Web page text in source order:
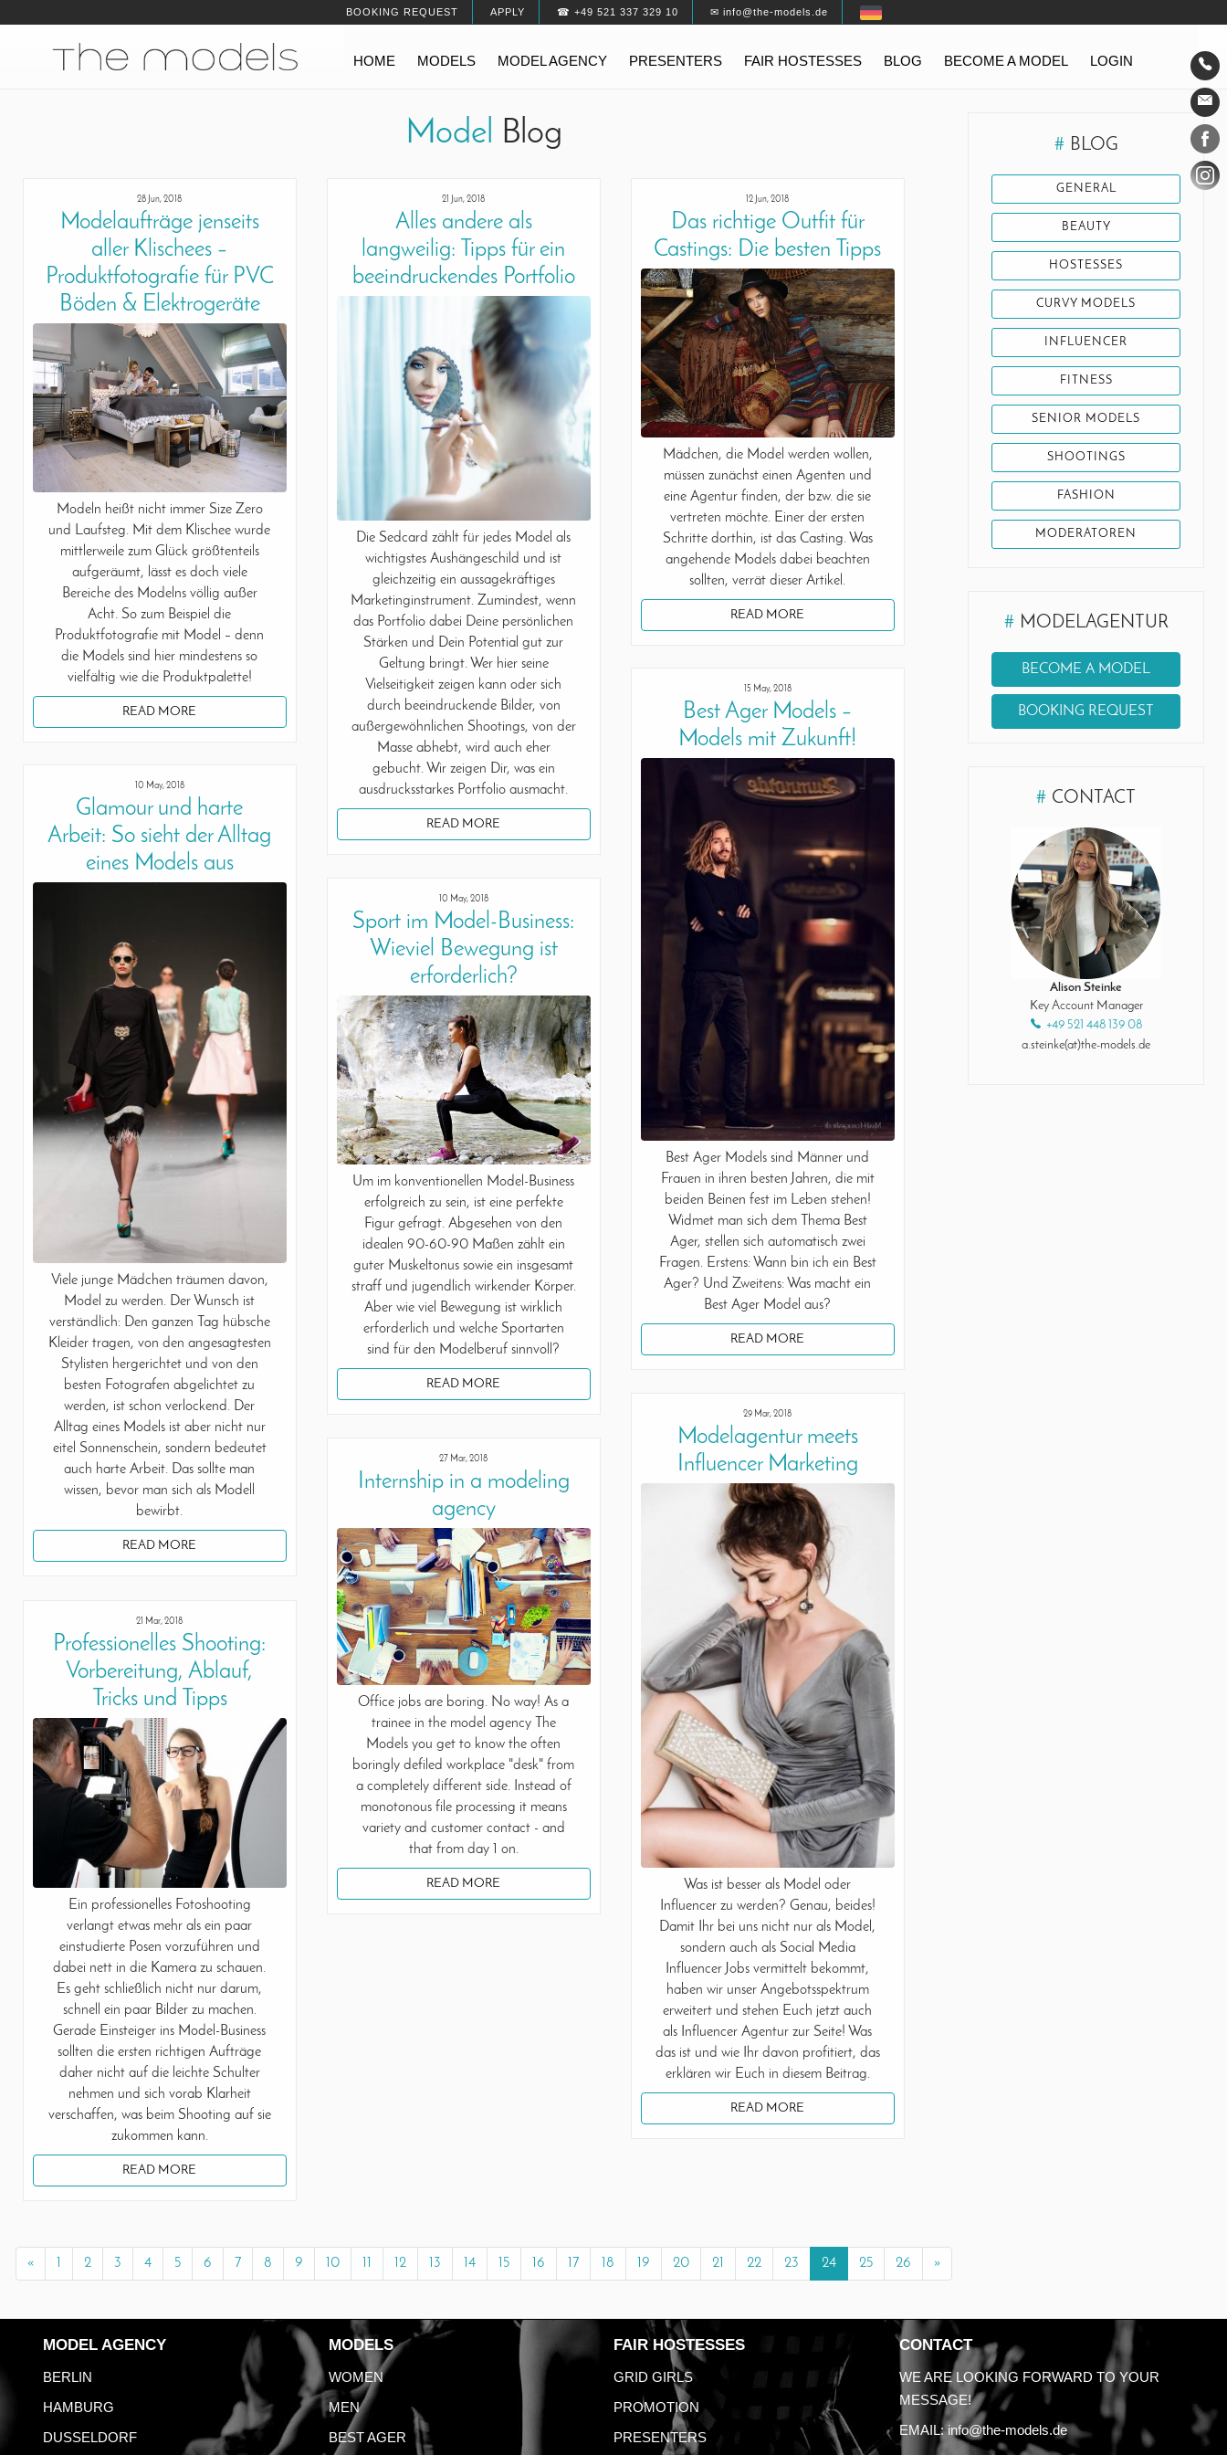
BOOKING REQUEST APPLY ☎ +49 521 337 329 10 ✉ info@the-models.de
Navigation
HOME MODELS MODEL AGENCY PRESENTERS FAIR HOSTESSES BLOG BECOME A MODEL LOGIN
Model Blog
28 Jun, 2018
Modelaufträge jenseits
aller Klischees –
Produktfotografie für PVC
Böden & Elektrogeräte
Modeln heißt nicht immer Size Zero
und Laufsteg. Mit dem Klischee wurde
mittlerweile zum Glück größtenteils
aufgeräumt, lässt es doch viele
Bereiche des Modelns völlig außer
Acht. So zum Beispiel die
Produktfotografie mit Model – denn
die Models sind hier mindestens so
vielfältig wie die Produktpalette!
READ MORE
21 Jun, 2018
Alles andere als
langweilig: Tipps für ein
beeindruckendes Portfolio
Die Sedcard zählt für jedes Model als
wichtigstes Aushängeschild und ist
gleichzeitig ein aussagekräftiges
Marketinginstrument. Zumindest, wenn
das Portfolio dabei Deine persönlichen
Stärken und Dein Potential gut zur
Geltung bringt. Wer hier seine
Vielseitigkeit zeigen kann oder sich
durch beeindruckende Bilder, von
außergewöhnlichen Shootings, von der
Masse abhebt, wird auch eher
gebucht. Wir zeigen Dir, was ein
ausdrucksstarkes Portfolio ausmacht.
READ MORE
12 Jun, 2018
Das richtige Outfit für
Castings: Die besten Tipps
Mädchen, die Model werden wollen,
müssen zunächst einen Agenten und
eine Agentur finden, der bzw. die sie
vertreten möchte. Einer der ersten
Schritte dorthin, ist das Casting. Was
angehende Models dabei beachten
sollten, verrät dieser Artikel.
READ MORE
15 May, 2018
Best Ager Models –
Models mit Zukunft!
Best Ager Models sind Männer und
Frauen in ihren besten Jahren, die mit
beiden Beinen fest im Leben stehen!
Widmet man sich dem Thema Best
Ager, stellen sich automatisch zwei
Fragen. Erstens: Wann bin ich ein Best
Ager? Und Zweitens: Was macht ein
Best Ager Model aus?
READ MORE
10 May, 2018
Glamour und harte
Arbeit: So sieht der Alltag
eines Models aus
Viele junge Mädchen träumen davon,
Model zu werden. Der Wunsch ist
verständlich: Den ganzen Tag hübsche
Kleider tragen, von den angesagtesten
Stylisten hergerichtet und von den
besten Fotografen abgelichtet zu
werden, ist schon verlockend. Der
Alltag eines Models ist aber nicht nur
eitel Sonnenschein, sondern bedeutet
auch harte Arbeit. Das sollte man
wissen, bevor man sich als Modell
bewirbt.
READ MORE
10 May, 2018
Sport im Model-Business:
Wieviel Bewegung ist
erforderlich?
Um im konventionellen Model-Business
erfolgreich zu sein, ist eine perfekte
Figur gefragt. Abgesehen von den
idealen 90-60-90 Maßen zählt ein
guter Muskeltonus sowie ein insgesamt
straff und jugendlich wirkender Körper.
Aber wie viel Bewegung ist wirklich
erforderlich und welche Sportarten
sind für den Modelberuf sinnvoll?
READ MORE
29 Mar, 2018
Modelagentur meets
Influencer Marketing
Was ist besser als Model oder
Influencer zu werden? Genau, beides!
Damit Ihr bei uns nicht nur als Model,
sondern auch als Social Media
Influencer Jobs vermittelt bekommt,
haben wir unser Angebotsspektrum
erweitert und stehen Euch jetzt auch
als Influencer Agentur zur Seite! Was
das ist und wie Ihr davon profitiert, das
erklären wir Euch in diesem Beitrag.
READ MORE
27 Mar, 2018
Internship in a modeling
agency
Office jobs are boring. No way! As a
trainee in the model agency The
Models you get to know the often
boringly defiled workplace "desk" from
a completely different side. Instead of
monotonous file processing it means
variety and customer contact - and
that from day 1 on.
READ MORE
21 Mar, 2018
Professionelles Shooting:
Vorbereitung, Ablauf,
Tricks und Tipps
Ein professionelles Fotoshooting
verlangt etwas mehr als ein paar
einstudierte Posen vorzuführen und
dabei nett in die Kamera zu schauen.
Es geht schließlich nicht nur darum,
schnell ein paar Bilder zu machen.
Gerade Einsteiger ins Model-Business
sollten die ersten richtigen Aufträge
daher nicht auf die leichte Schulter
nehmen und sich vorab Klarheit
verschaffen, was beim Shooting auf sie
zukommen kann.
READ MORE
« 2 3 4 5 6 7 8 9 10 12 13 14 15 16 17 18 19 20 21 22 23 24 25 26 »
# BLOG
GENERAL
BEAUTY
HOSTESSES
CURVY MODELS
INFLUENCER
FITNESS
SENIOR MODELS
SHOOTINGS
FASHION
MODERATOREN
# MODELAGENTUR
BECOME A MODEL
BOOKING REQUEST
# CONTACT
Alison Steinke
Key Account Manager
+49 521 448 139 08
a.steinke(at)the-models.de
MODEL AGENCY
BERLIN
HAMBURG
DUSSELDORF
MODELS
WOMEN
MEN
BEST AGER
FAIR HOSTESSES
GRID GIRLS
PROMOTION
PRESENTERS
CONTACT
WE ARE LOOKING FORWARD TO YOUR
MESSAGE!
EMAIL:info@the-models.de